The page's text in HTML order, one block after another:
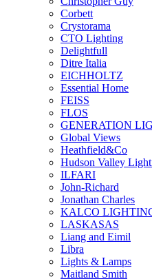
Corbett
Crystorama
CTO Lighting
Delightfull
Ditre Italia
EICHHOLTZ
Essential Home
FEISS
FLOS
GENERATION
Global Views
Heathfield&Co
Hudson Valley
ILFARI
John-Richard
Jonathan Charles
KALCO
LASKASAS
Liang and Eimil
Libra
Lights & Lamps
Maitland Smith